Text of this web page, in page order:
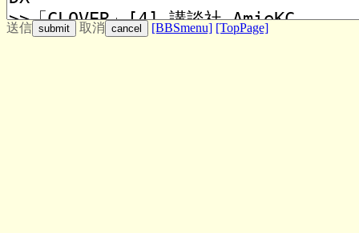
送信 取消 [BBSmenu] [TopPage]